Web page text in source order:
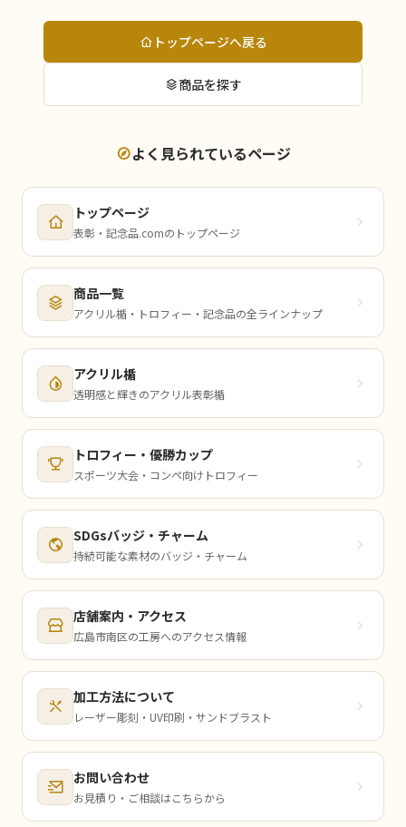
トップページへ戻る
商品を探す
よく見られているページ
トップページ
表彰・記念品.comのトップページ
商品一覧
アクリル楯・トロフィー・記念品の全ラインナップ
アクリル楯
透明感と輝きのアクリル表彰楯
トロフィー・優勝カップ
スポーツ大会・コンペ向けトロフィー
SDGsバッジ・チャーム
持続可能な素材のバッジ・チャーム
店舗案内・アクセス
広島市南区の工房へのアクセス情報
加工方法について
レーザー彫刻・UV印刷・サンドブラスト
お問い合わせ
お見積り・ご相談はこちらから